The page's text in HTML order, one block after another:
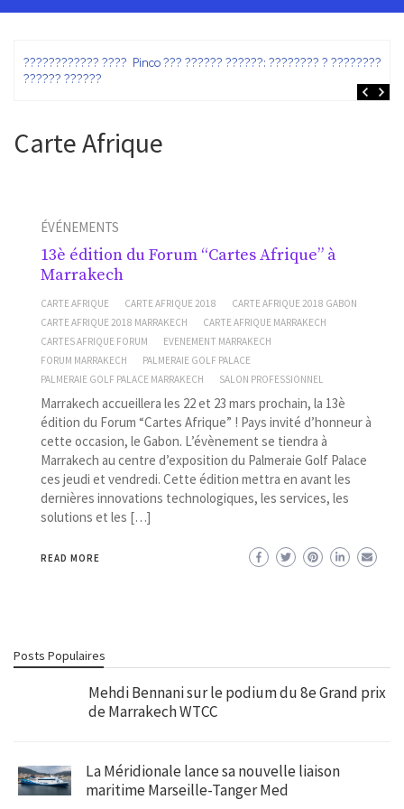
???????????? ???? Pinco ??? ?????? ??????: ???????? ? ???????? ?
?????? ??????
Carte Afrique
ÉVÉNEMENTS
13è édition du Forum “Cartes Afrique” à
Marrakech
CARTE AFRIQUE CARTE AFRIQUE 2018
CARTE AFRIQUE 2018 GABON
CARTE AFRIQUE 2018 MARRAKECH
CARTE AFRIQUE MARRAKECH
CARTES AFRIQUE FORUM
EVENEMENT MARRAKECH
FORUM MARRAKECH
PALMERAIE GOLF PALACE
PALMERAIE GOLF PALACE MARRAKECH
SALON PROFESSIONNEL
Marrakech accueillera les 22 et 23 mars prochain, la 13è
édition du Forum “Cartes Afrique” ! Pays invité d’honneur à
cette occasion, le Gabon. L’évènement se tiendra à
Marrakech au centre d’exposition du Palmeraie Golf Palace
ces jeudi et vendredi. Cette édition mettra en avant les
dernières innovations technologiques, les services, les
solutions et les […]
READ MORE
Posts Populaires
Mehdi Bennani sur le podium du 8e Grand prix
de Marrakech WTCC
La Méridionale lance sa nouvelle liaison
maritime Marseille-Tanger Med